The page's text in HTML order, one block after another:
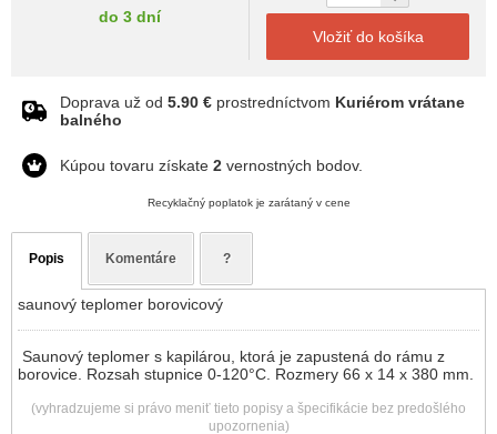
do 3 dní
Vložiť do košíka
Doprava už od 5.90 € prostredníctvom Kuriérom vrátane
balného
Kúpou tovaru získate 2 vernostných bodov.
Recyklačný poplatok je zarátaný v cene
Popis Komentáre ?
saunový teplomer borovicový
Saunový teplomer s kapilárou, ktorá je zapustená do rámu z
borovice. Rozsah stupnice 0-120°C. Rozmery 66 x 14 x 380 mm.
(vyhradzujeme si právo meniť tieto popisy a špecifikácie bez predošlého
upozornenia)